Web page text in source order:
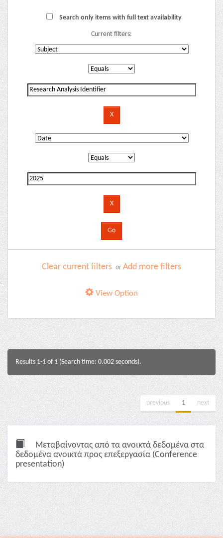
Search only items with full text availability
Current filters:
Clear current filters or Add more filters
View Option
Results 1-1 of 1 (Search time: 0.002 seconds).
previous 1 next
Μεταβαίνοντας από τα ανοικτά δεδομένα στα
δεδομένα ανοικτά προς επεξεργασία (Conference
presentation)